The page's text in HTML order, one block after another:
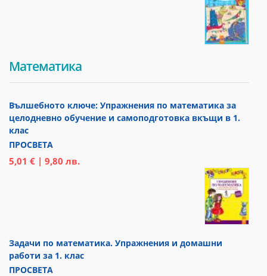
Математика
Вълшебното ключе: Упражнения по математика за
целодневно обучение и самоподготовка вкъщи в 1.
клас
ПРОСВЕТА
5,01 € | 9,80 лв.
Задачи по математика. Упражнения и домашни
работи за 1. клас
ПРОСВЕТА